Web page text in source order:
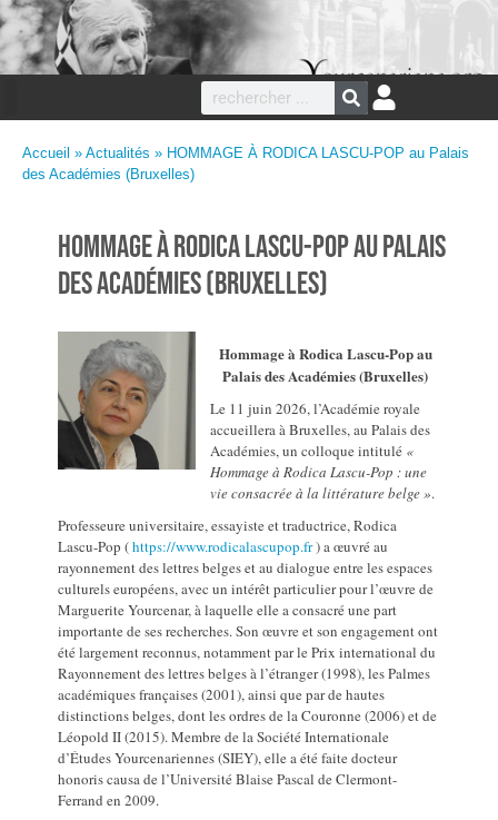
Accueil » Actualités » HOMMAGE À RODICA LASCU-POP au Palais
des Académies (Bruxelles)
HOMMAGE À RODICA LASCU-POP au Palais
des Académies (Bruxelles)
Hommage à Rodica Lascu-Pop au
Palais des Académies (Bruxelles)
Le 11 juin 2026, l’Académie royale
accueillera à Bruxelles, au Palais des
Académies, un colloque intitulé «
Hommage à Rodica Lascu-Pop : une
vie consacrée à la littérature belge ».
Professeure universitaire, essayiste et traductrice, Rodica
Lascu-Pop (https://www.rodicalascupop.fr) a œuvré au
rayonnement des lettres belges et au dialogue entre les espaces
culturels européens, avec un intérêt particulier pour l’œuvre de
Marguerite Yourcenar, à laquelle elle a consacré une part
importante de ses recherches. Son œuvre et son engagement ont
été largement reconnus, notamment par le Prix international du
Rayonnement des lettres belges à l’étranger (1998), les Palmes
académiques françaises (2001), ainsi que par de hautes
distinctions belges, dont les ordres de la Couronne (2006) et de
Léopold II (2015). Membre de la Société Internationale
d’Études Yourcenariennes (SIEY), elle a été faite docteur
honoris causa de l’Université Blaise Pascal de Clermont-
Ferrand en 2009.